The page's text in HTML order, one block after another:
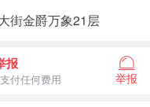
街金爵万象21层
报
付任何费用 举报